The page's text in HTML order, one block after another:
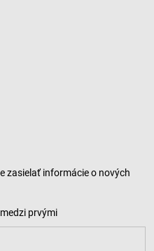
zasielať informácie o nových